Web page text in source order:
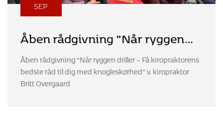
SEP
Åben rådgivning ”Når ryggen
driller – Få kiropraktorens
bedste råd til dig med
knogleskørhed” v. kiropraktor
Åben rådgivning ”Når ryggen driller – Få kiropraktorens
bedste råd til dig med knogleskørhed” v. kiropraktor
Britt Overgaard